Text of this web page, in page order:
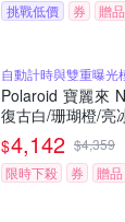
挑戰低價
券 贈品
自動計時與雙重曝光
Polaroid 寶麗來
復古白/珊瑚橙/亮
$4,142 $4,359
限時下殺
券 贈品